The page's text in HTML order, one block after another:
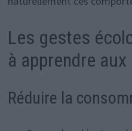
Les gestes
à apprendre
Réduire la